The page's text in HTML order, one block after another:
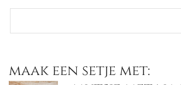
maak een setje met: